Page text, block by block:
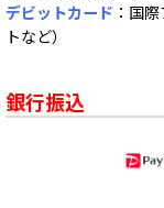
デビットカード ：国
トなど）
銀行振込